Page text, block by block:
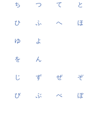
ち つ て と
ひ ふ へ ほ
ゆ よ
を ん
じ ず ぜ ぞ
び ぶ べ ぼ